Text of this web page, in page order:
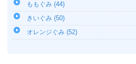
ももぐみ (44)
きいぐみ (50)
オレンジぐみ (52)